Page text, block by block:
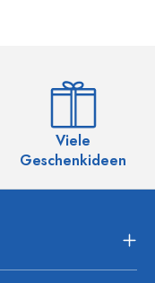
Viele
Geschenkideen